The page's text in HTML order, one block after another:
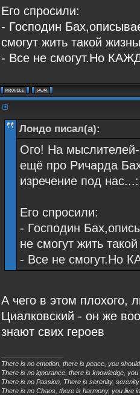
Его спросили:
- Господин
смогут жить такой
- Все не смогут.Но
Лондо писал(а):
Ого! На
ещё про Ричарда
изречение под нас...:
Его спросили:
- Господин
не смогут жить
- Все не смогут.Но
А чего в этом плохого,
Циалковский - он же
знают свих героев
There is no emotion, there is peace, you
There is no ignorance, there is knowledge,
There is no Passion, There is serenity,
There is no Chaos, there is harmony, you live